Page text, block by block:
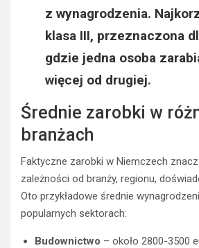
z wynagrodzenia.
klasa III, przeznaczona
gdzie jedna osoba
więcej od drugiej.
Średnie zarobki w
branżach
Faktyczne zarobki w Niemczech
zależności od branży, regionu,
Oto przykładowe średnie
popularnych sektorach:
Budownictwo – około 2800-3500